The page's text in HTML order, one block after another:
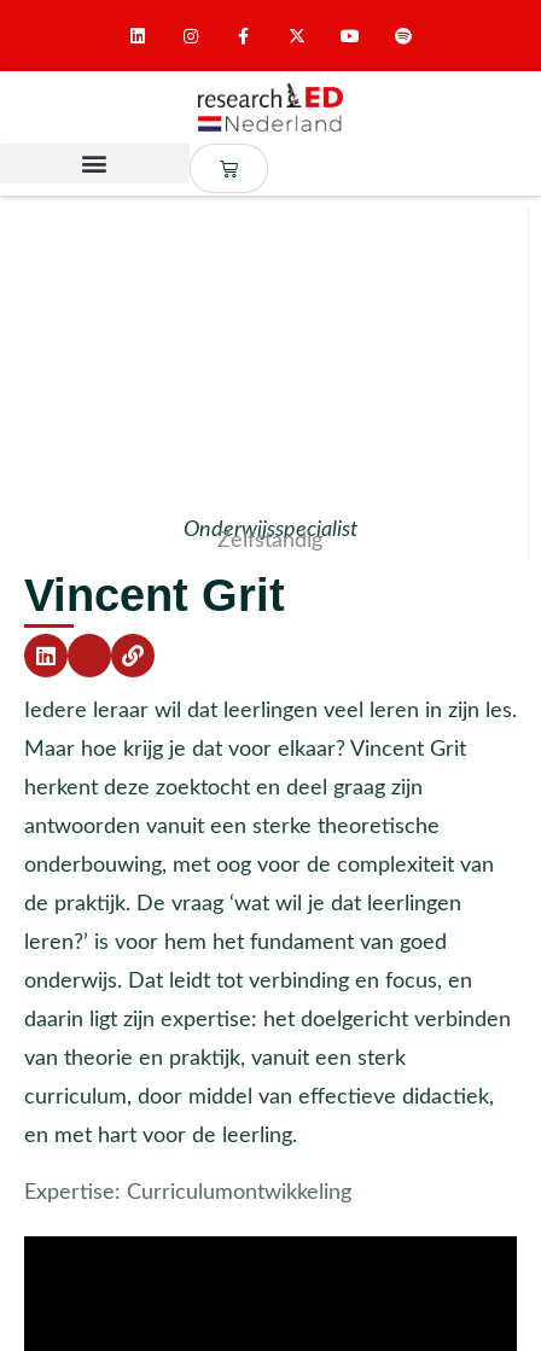
Onderwijsspecialist
Zelfstandig
Vincent Grit
Iedere leraar wil dat leerlingen veel leren in zijn les.
Maar hoe krijg je dat voor elkaar? Vincent Grit
herkent deze zoektocht en deel graag zijn
antwoorden vanuit een sterke theoretische
onderbouwing, met oog voor de complexiteit van
de praktijk. De vraag ‘wat wil je dat leerlingen
leren?’ is voor hem het fundament van goed
onderwijs. Dat leidt tot verbinding en focus, en
daarin ligt zijn expertise: het doelgericht verbinden
van theorie en praktijk, vanuit een sterk
curriculum, door middel van effectieve didactiek,
en met hart voor de leerling.
Expertise: Curriculumontwikkeling